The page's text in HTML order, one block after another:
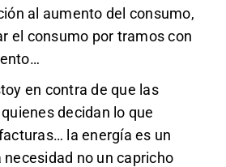
al aumento del consumo,
el consumo por tramos con
en contra de que las
decidan lo que
la energía es un
necesidad no un capricho